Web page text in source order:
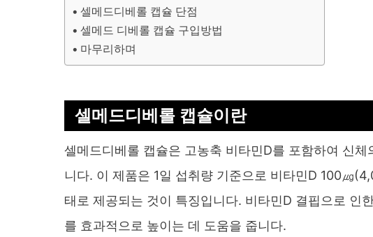
셀메드디베롤 캡슐 단점
셀메드 디베롤 캡슐 구입방법
마무리하며
셀메드디베롤 캡슐이란
셀메드디베롤 캡슐은 고농축 비타민D를 포함하여 신
니다. 이 제품은 1일 섭취량 기준으로 비타민D 100㎍
태로 제공되는 것이 특징입니다. 비타민D 결핍으로 인
를 효과적으로 높이는 데 도움을 줍니다.